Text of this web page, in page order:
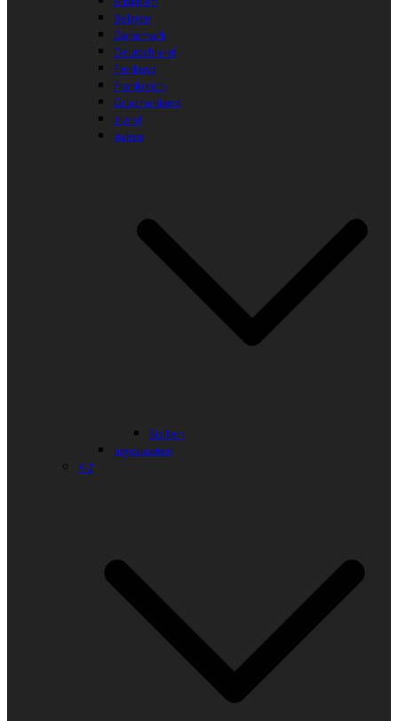
Belgien
Dänemark
Deutschland
Finnland
Frankreich
Griechenland
Irland
Italien
Sizilien
Jugoslawien
K-Z